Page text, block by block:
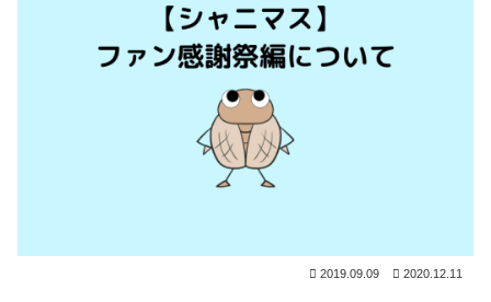
2019.09.09 2020.12.11